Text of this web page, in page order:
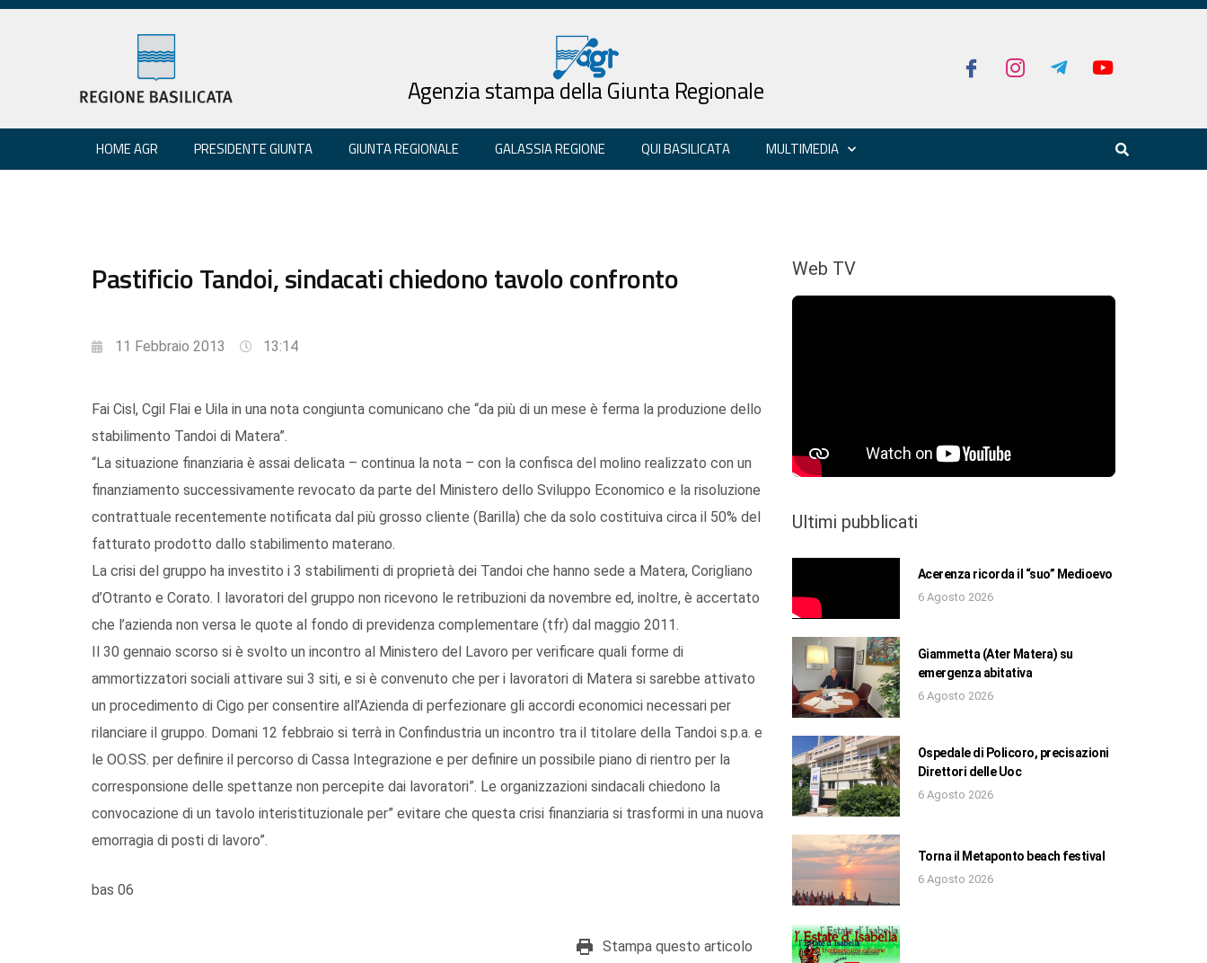
Agenzia stampa della Giunta Regionale
HOME AGR PRESIDENTE GIUNTA GIUNTA REGIONALE GALASSIA REGIONE QUI BASILICATA MULTIMEDIA
Pastificio Tandoi, sindacati chiedono tavolo confronto
11 Febbraio 2013 13:14
Fai Cisl, Cgil Flai e Uila in una nota congiunta comunicano che “da più di un mese è ferma la produzione dello
stabilimento Tandoi di Matera”.
“La situazione finanziaria è assai delicata – continua la nota – con la confisca del molino realizzato con un
finanziamento successivamente revocato da parte del Ministero dello Sviluppo Economico e la risoluzione
contrattuale recentemente notificata dal più grosso cliente (Barilla) che da solo costituiva circa il 50% del
fatturato prodotto dallo stabilimento materano.
La crisi del gruppo ha investito i 3 stabilimenti di proprietà dei Tandoi che hanno sede a Matera, Corigliano
d’Otranto e Corato. I lavoratori del gruppo non ricevono le retribuzioni da novembre ed, inoltre, è accertato
che l’azienda non versa le quote al fondo di previdenza complementare (tfr) dal maggio 2011.
Il 30 gennaio scorso si è svolto un incontro al Ministero del Lavoro per verificare quali forme di
ammortizzatori sociali attivare sui 3 siti, e si è convenuto che per i lavoratori di Matera si sarebbe attivato
un procedimento di Cigo per consentire all’Azienda di perfezionare gli accordi economici necessari per
rilanciare il gruppo. Domani 12 febbraio si terrà in Confindustria un incontro tra il titolare della Tandoi s.p.a. e
le OO.SS. per definire il percorso di Cassa Integrazione e per definire un possibile piano di rientro per la
corresponsione delle spettanze non percepite dai lavoratori”. Le organizzazioni sindacali chiedono la
convocazione di un tavolo interistituzionale per” evitare che questa crisi finanziaria si trasformi in una nuova
emorragia di posti di lavoro”.
bas 06
Stampa questo articolo
Web TV
Ultimi pubblicati
Acerenza ricorda il “suo” Medioevo
6 Agosto 2026
Giammetta (Ater Matera) su
emergenza abitativa
6 Agosto 2026
Ospedale di Policoro, precisazioni
Direttori delle Uoc
6 Agosto 2026
Torna il Metaponto beach festival
6 Agosto 2026